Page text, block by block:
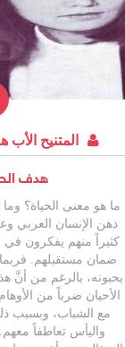
المتنيح
هدف
ما هو معنى الحياة؟
ذهن الإنسان العربي
كثيراً منهم يفكرون في
ضمان مستقبلهم.
يحبونه، بالرغم من أنَّ
الأحيان ضرباً من
مع الشباب، وبسبب
واليأس تعاطفاً